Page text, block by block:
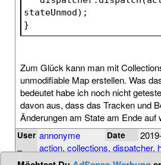
stateUnmod);
}
Zum Glück kann man mit
unmodifiable Map erstellen. Was
bedeutet habe ich noch nicht
davon aus, dass das Tracken und
Änderungen am State am Ende auf
User annonyme Date
Tags action, collections, dispatcher,
immutable ,java map state